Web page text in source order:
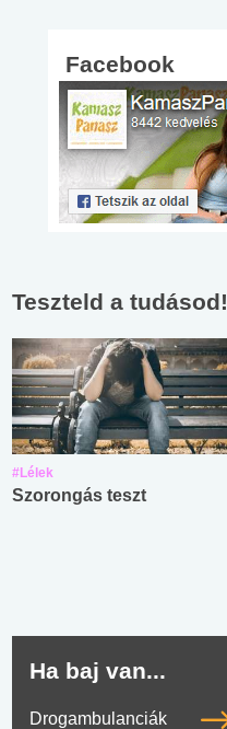
Facebook
Teszteld a tudásod!
#Lélek
Szorongás teszt
Ha baj van...
Drogambulanciák